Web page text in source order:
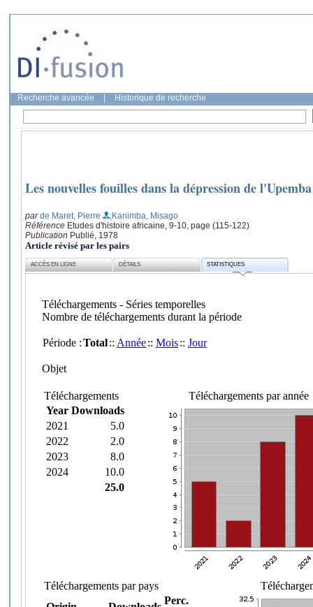
Recherche avancée Historique de recherche
Les nouvelles fouilles dans la dépression de l'Upemba
parde Maret, Pierre
;Kanimba, Misago
Référence Etudes d'histoire africaine, 9-10, page (115-122)
Publication Publié, 1978
Article révisé par les pairs
ACCÈS EN LIGNE DÉTAILS STATISTIQUES